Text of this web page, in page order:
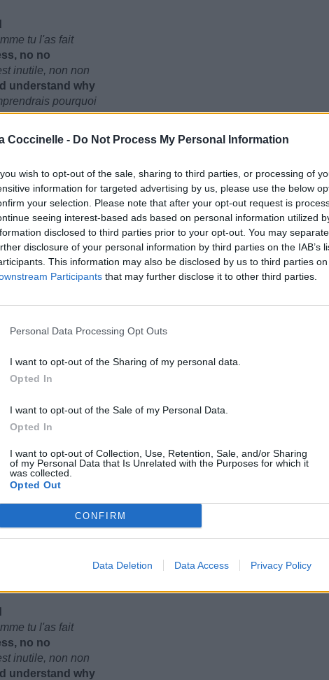
Coccinelle - Do Not Process My Personal Information
wish to opt-out of the sale, sharing to third parties, or processing of
information for targeted advertising by us, please use the below
your selection. Please note that after your opt-out request is
seeing interest-based ads based on personal information utilized
disclosed to third parties prior to your opt-out. You may
disclosure of your personal information by third parties on the IAB’s
This information may also be disclosed by us to third parties
Participants that may further disclose it to other third parties.
Personal Data Processing Opt Outs
I want to opt-out of the Sharing of my personal data.
Opted In
I want to opt-out of the Sale of my Personal Data.
Opted In
I want to opt-out of Collection, Use, Retention, Sale, and/or Sharing
of my Personal Data that Is Unrelated with the Purposes for which it
was collected.
Opted Out
CONFIRM
Data Deletion Data Access Privacy Policy
tu l'as fait
no no
inutile, non non
understand why
pourquoi
tu l'as fait
no no
inutile, non non
understand why
pourquoi
know
pas
tu l'as fait
no no
inutile, non non
understand why
pourquoi
tu l'as fait
no no
inutile, non non
understand why